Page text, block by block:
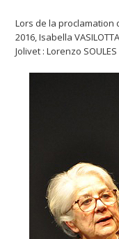
Lors de la proclamation
2016, Isabella
Jolivet : Lorenzo SOULES